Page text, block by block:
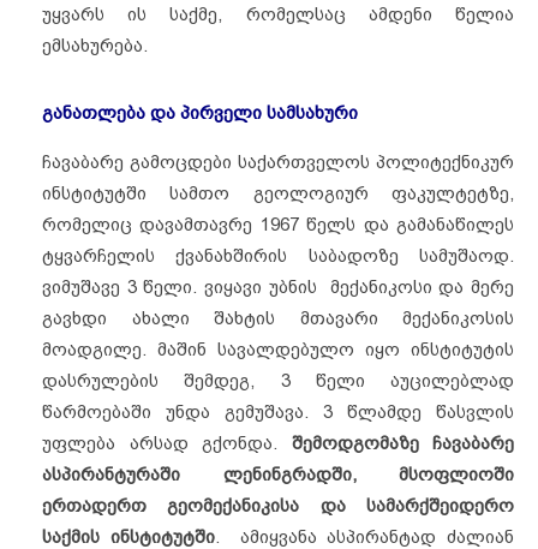
უყვარს ის საქმე, რომელსაც ამდენი წელია
ემსახურება.
განათლება და პირველი სამსახური
ჩავაბარე გამოცდები საქართველოს პოლიტექნიკურ
ინსტიტუტში სამთო გეოლოგიურ ფაკულტეტზე,
რომელიც დავამთავრე 1967 წელს და გამანაწილეს
ტყვარჩელის ქვანახშირის საბადოზე სამუშაოდ.
ვიმუშავე 3 წელი. ვიყავი უბნის მექანიკოსი და მერე
გავხდი ახალი შახტის მთავარი მექანიკოსის
მოადგილე. მაშინ სავალდებულო იყო ინსტიტუტის
დასრულების შემდეგ, 3 წელი აუცილებლად
წარმოებაში უნდა გემუშავა. 3 წლამდე წასვლის
უფლება არსად გქონდა. შემოდგომაზე ჩავაბარე
ასპირანტურაში ლენინგრადში, მსოფლიოში
ერთადერთ გეომექანიკისა და სამარქშეიდერო
საქმის ინსტიტუტში. ამიყვანა ასპირანტად ძალიან